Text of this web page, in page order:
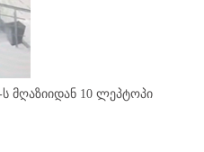
მღაზიიდან 10 ლეპტოპი